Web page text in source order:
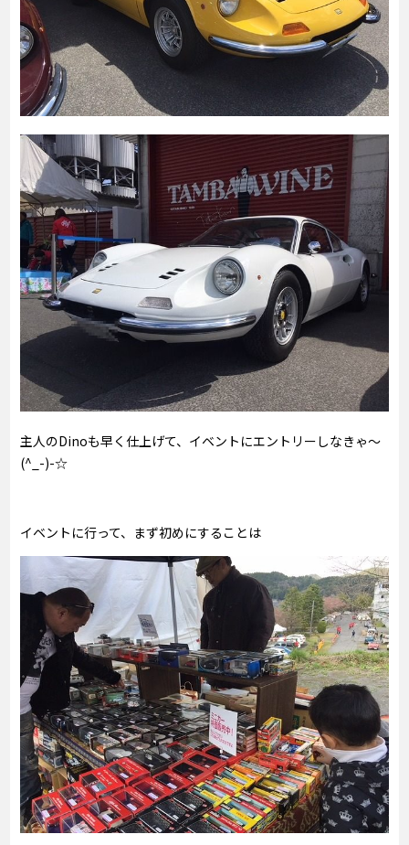
主人のDinoも早く仕上げて、イベントにエントリーしなきゃ～
(^_-)-☆
イベントに行って、まず初めにすることは